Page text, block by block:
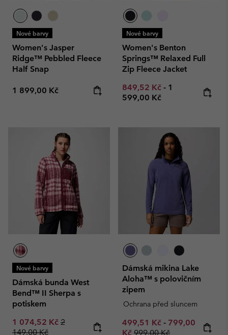
Nové barvy
Women's Jasper
Ridge™ Pebbled Fleece
Half Snap
Regular price:
1 899,00 Kč
Nové barvy
Women's Benton
Springs™ Relaxed Full
Zip Fleece Jacket
Minimum sale price:
849,52 Kč - Maximum
1
599,00 Kč
Nové barvy
Dámská bunda West
Bend™ II Sherpa s
potiskem
Sale price:
1 074,52 Kč Regular price:
2
149,00 Kč
Dámská mikina Lake
Aloha™ s polovičním
zipem
Ochrana před sluncem
Minimum sale price:
499,51 Kč - Maximum sale
799,00
Kč Regular price:
999,00 Kč